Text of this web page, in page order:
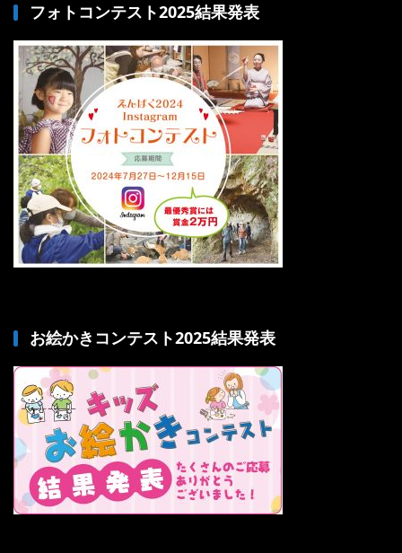
フォトコンテスト2025結果発表
お絵かきコンテスト2025結果発表